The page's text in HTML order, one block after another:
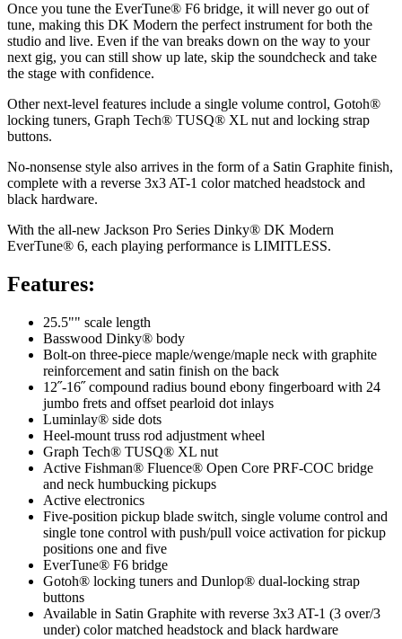
Once you tune the EverTune® F6 bridge, it will never go out of
tune, making this DK Modern the perfect instrument for both the
studio and live. Even if the van breaks down on the way to your
next gig, you can still show up late, skip the soundcheck and take
the stage with confidence.
Other next-level features include a single volume control, Gotoh®
locking tuners, Graph Tech® TUSQ® XL nut and locking strap
buttons.
No-nonsense style also arrives in the form of a Satin Graphite finish,
complete with a reverse 3x3 AT-1 color matched headstock and
black hardware.
With the all-new Jackson Pro Series Dinky® DK Modern
EverTune® 6, each playing performance is LIMITLESS.
Features:
25.5"" scale length
Basswood Dinky® body
Bolt-on three-piece maple/wenge/maple neck with graphite
reinforcement and satin finish on the back
12˝-16˝ compound radius bound ebony fingerboard with 24
jumbo frets and offset pearloid dot inlays
Luminlay® side dots
Heel-mount truss rod adjustment wheel
Graph Tech® TUSQ® XL nut
Active Fishman® Fluence® Open Core PRF-COC bridge
and neck humbucking pickups
Active electronics
Five-position pickup blade switch, single volume control and
single tone control with push/pull voice activation for pickup
positions one and five
EverTune® F6 bridge
Gotoh® locking tuners and Dunlop® dual-locking strap
buttons
Available in Satin Graphite with reverse 3x3 AT-1 (3 over/3
under) color matched headstock and black hardware